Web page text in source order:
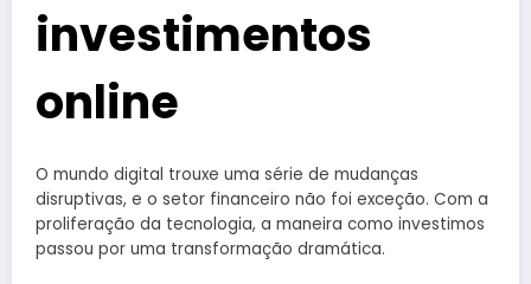
investimentos
online
O mundo digital trouxe uma série de mudanças
disruptivas, e o setor financeiro não foi exceção. Com a
proliferação da tecnologia, a maneira como investimos
passou por uma transformação dramática.